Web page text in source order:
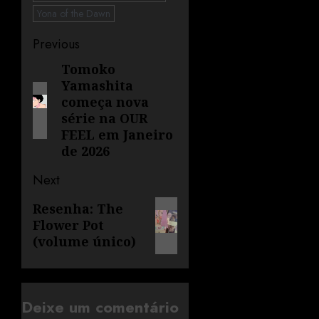
Yona of the Dawn
Previous
Tomoko
Yamashita
começa nova
série na OUR
FEEL em Janeiro
de 2026
Next
Resenha: The
Flower Pot
(volume único)
Deixe um comentário